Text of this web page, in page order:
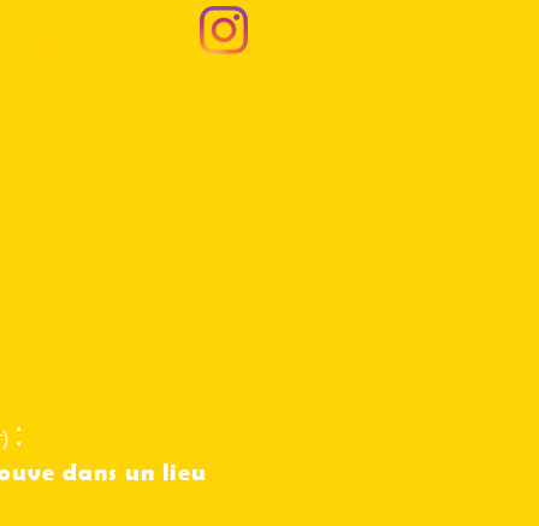
:
dans un lieu